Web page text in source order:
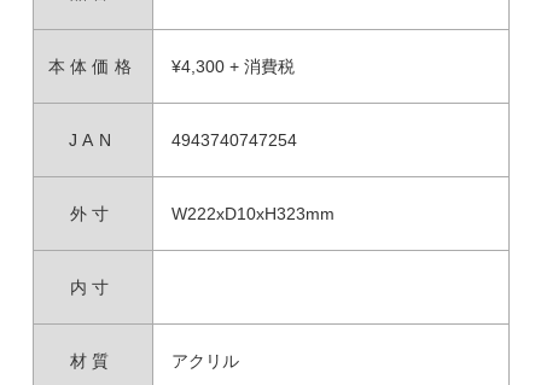
本体価格 ¥4,300 + 消費税
JAN 4943740747254
外寸 W222xD10xH323mm
内寸
材質 アクリル